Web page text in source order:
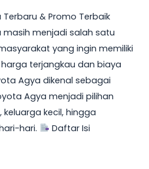
& Promo Terbaik
masih menjadi salah satu
yang ingin memiliki
terjangkau dan biaya
Agya dikenal sebagai
Agya menjadi pilihan
kecil, hingga
hari.
Daftar Isi